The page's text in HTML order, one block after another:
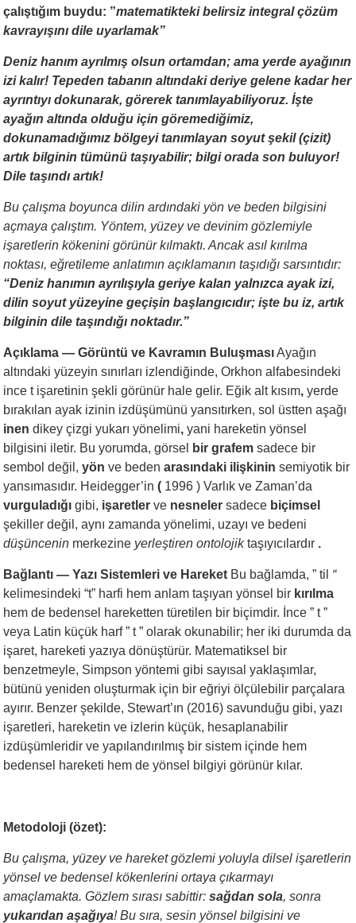
çalıştığım buydu: ”matematikteki belirsiz integral çözüm
kavrayışını dile uyarlamak”
Deniz hanım ayrılmış olsun ortamdan; ama yerde ayağının
izi kalır! Tepeden tabanın altındaki deriye gelene kadar her
ayrıntıyı dokunarak, görerek tanımlayabiliyoruz. İşte
ayağın altında olduğu için göremediğimiz,
dokunamadığımız bölgeyi tanımlayan soyut şekil (çizit)
artık bilginin tümünü taşıyabilir; bilgi orada son buluyor!
Dile taşındı artık!
Bu çalışma boyunca dilin ardındaki yön ve beden bilgisini
açmaya çalıştım. Yöntem, yüzey ve devinim gözlemiyle
işaretlerin kökenini görünür kılmaktı. Ancak asıl kırılma
noktası, eğretileme anlatımın açıklamanın taşıdığı sarsıntıdır:
“Deniz hanımın ayrılışıyla geriye kalan yalnızca ayak izi,
dilin soyut yüzeyine geçişin başlangıcıdır; işte bu iz, artık
bilginin dile taşındığı noktadır.”
Açıklama — Görüntü ve Kavramın BuluşmasıAyağın
altındaki yüzeyin sınırları izlendiğinde, Orkhon alfabesindeki
ince t işaretinin şekli görünür hale gelir. Eğik alt kısım, yerde
bırakılan ayak izinin izdüşümünü yansıtırken, sol üstten aşağı
inen dikey çizgi yukarı yönelimi, yani hareketin yönsel
bilgisini iletir. Bu yorumda, görsel
bir grafem sadece bir
sembol değil,yön ve bedenarasındaki ilişkinin semiyotik bir
yansımasıdır. Heidegger’in( 1996 ) Varlık ve Zaman’da
vurguladığı gibi, işaretler ve nesneler sadece biçimsel
şekiller değil, aynı zamanda yönelimi, uzayı ve bedeni
düşüncenin merkezine yerleştiren ontolojiktaşıyıcılardır .
Bağlantı — Yazı Sistemleri ve Hareket Bu bağlamda, ” til “
kelimesindeki “t” harfi hem anlam taşıyan yönsel bir kırılma
hem de bedensel hareketten türetilen bir biçimdir. İnce ” t ”
veya Latin küçük harf ” t ” olarak okunabilir; her iki durumda da
işaret, hareketi yazıya dönüştürür. Matematiksel bir
benzetmeyle, Simpson yöntemi gibi sayısal yaklaşımlar,
bütünü yeniden oluşturmak için bir eğriyi ölçülebilir parçalara
ayırır. Benzer şekilde, Stewart’ın (2016) savunduğu gibi, yazı
işaretleri, hareketin ve izlerin küçük, hesaplanabilir
izdüşümleridir ve yapılandırılmış bir sistem içinde hem
bedensel hareketi hem de yönsel bilgiyi görünür kılar.
Metodoloji (özet):
Bu çalışma, yüzey ve hareket gözlemi yoluyla dilsel işaretlerin
yönsel ve bedensel kökenlerini ortaya çıkarmayı
amaçlamakta. Gözlem sırası sabittir:sağdan sola, sonra
yukarıdan aşağıya! Bu sıra, sesin yönsel bilgisini ve